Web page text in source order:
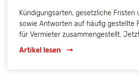
Kündigungsarten, gesetzliche Fristen
sowie Antworten auf häufig gestellte
für Vermieter zusammengestellt.
Artikel lesen